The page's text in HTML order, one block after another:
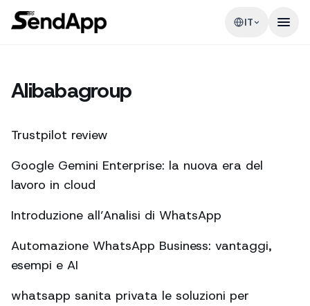
IT
Alibabagroup
Trustpilot review
Google Gemini Enterprise: la nuova era del
lavoro in cloud
Introduzione all’Analisi di WhatsApp
Automazione WhatsApp Business: vantaggi,
esempi e AI
whatsapp sanita privata le soluzioni per